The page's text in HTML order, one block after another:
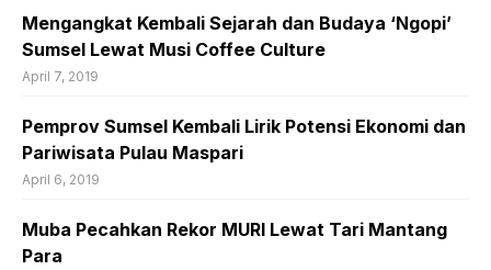
Mengangkat Kembali Sejarah dan Budaya ‘Ngopi’
Sumsel Lewat Musi Coffee Culture
April 7, 2019
Pemprov Sumsel Kembali Lirik Potensi Ekonomi dan
Pariwisata Pulau Maspari
April 6, 2019
Muba Pecahkan Rekor MURI Lewat Tari Mantang
Para